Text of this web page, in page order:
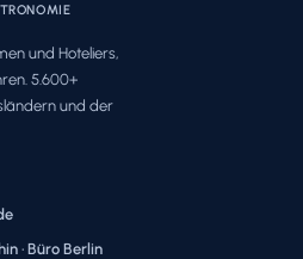
und Hoteliers,
5.600+
und der
· Büro Berlin